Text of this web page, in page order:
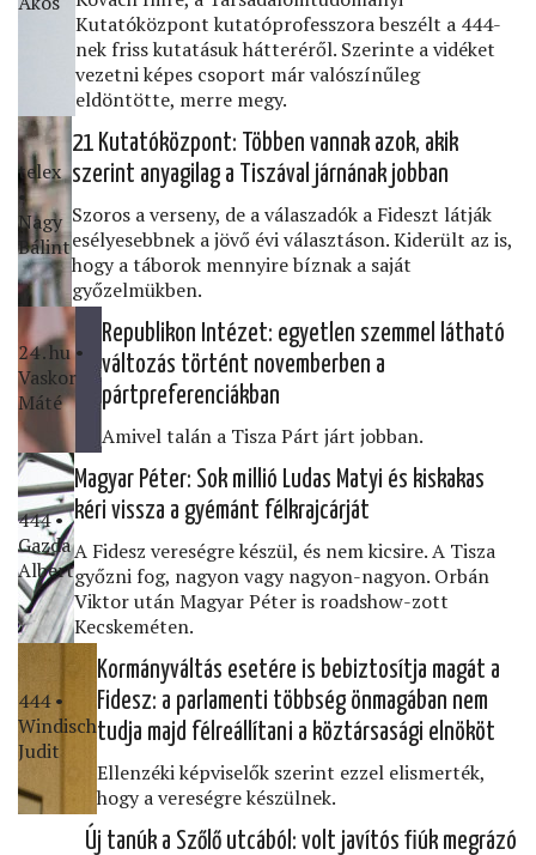
Kutatóközpont kutatóprofesszora beszélt a 444-
nek friss kutatásuk hátteréről. Szerinte a vidéket
vezetni képes csoport már valószínűleg
eldöntötte, merre megy.
telex
•
Nagy
Bálint
21 Kutatóközpont: Többen vannak azok, akik
szerint anyagilag a Tiszával járnának jobban
Szoros a verseny, de a válaszadók a Fideszt látják
esélyesebbnek a jövő évi választáson. Kiderült az is,
hogy a táborok mennyire bíznak a saját
győzelmükben.
24․hu •
Vaskor
Máté
Republikon Intézet: egyetlen szemmel látható
változás történt novemberben a
pártpreferenciákban
Amivel talán a Tisza Párt járt jobban.
444 •
Gazda
Albert
Magyar Péter: Sok millió Ludas Matyi és kiskakas
kéri vissza a gyémánt félkrajcárját
A Fidesz vereségre készül, és nem kicsire. A Tisza
győzni fog, nagyon vagy nagyon-nagyon. Orbán
Viktor után Magyar Péter is roadshow-zott
Kecskeméten.
444 •
Windisch
Judit
Kormányváltás esetére is bebiztosítja magát a
Fidesz: a parlamenti többség önmagában nem
tudja majd félreállítani a köztársasági elnököt
Ellenzéki képviselők szerint ezzel elismerték,
hogy a vereségre készülnek.
Új tanúk a Szőlő utcából: volt javítós ﬁúk megrázó